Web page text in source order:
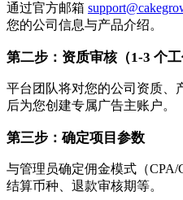
通过官方邮箱
您的公司信息与产品介绍。
第二步：资质审核（1-3 个工
平台团队将对您的公司资质、
后为您创建专属广告主账户。
第三步：确定项目参数
与管理员确定佣金模式（CPA/
结算币种、退款审核期等。